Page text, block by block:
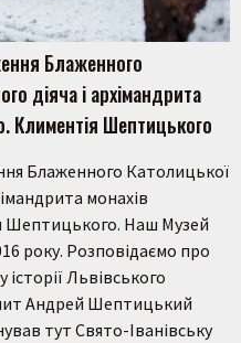
Блаженного
діяча і архімандрита
Климентія Шептицького
Блаженного Католицької
монахів
Шептицького. Наш Музей
року. Розповідаємо про
Львівського
Андрей Шептицький
тут Свято-Іванівську